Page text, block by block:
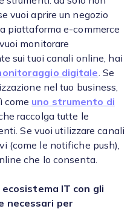
vuoi aprire un negozio
piattaforma e-commerce
monitorare
sui tuoi canali online, hai
digitale . Se
nel tuo business,
come uno strumento di
raccolga tutte le
Se vuoi utilizzare canali
(come le notifiche push),
che lo consenta.
ecosistema IT con gli
necessari per